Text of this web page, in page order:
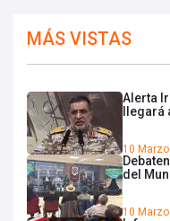
MÁS VISTAS
Alerta
llegará
10
del
10